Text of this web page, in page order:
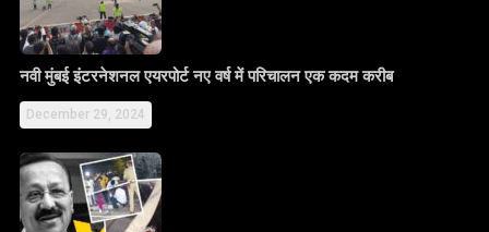
नवी मुंबई इंटरनेशनल एयरपोर्ट नए वर्ष में परिचालन एक कदम करीब
December 29, 2024